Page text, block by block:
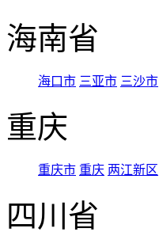
海南省
海口市 三亚市 三沙市
重庆
重庆市 重庆 两江新区
四川省